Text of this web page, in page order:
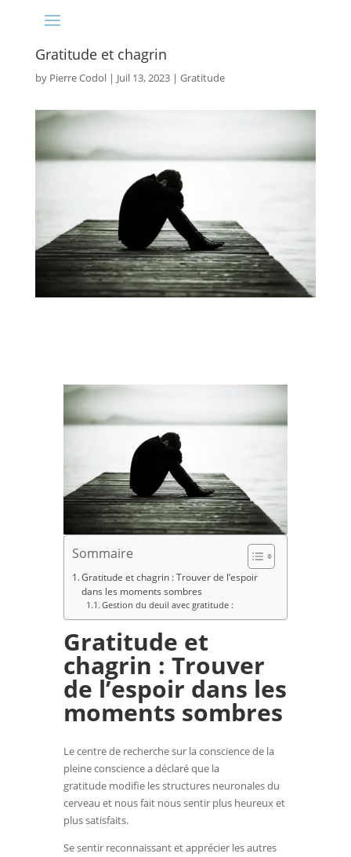
Gratitude et chagrin
by Pierre Codol| Juil 13, 2023| Gratitude
Sommaire
Gratitude et chagrin : Trouver de l’espoir
dans les moments sombres
Gestion du deuil avec gratitude :
Gratitude et
chagrin : Trouver
de l’espoir dans les
moments sombres
Le centre de recherche sur la conscience de la
pleine conscience a déclaré que la
gratitude modifie les structures neuronales du
cerveau et nous fait nous sentir plus heureux et
plus satisfaits.
Se sentir reconnaissant et apprécier les autres